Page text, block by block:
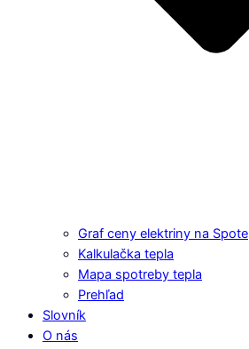
Graf ceny elektriny na Spote
Kalkulačka tepla
Mapa spotreby tepla
Prehľad
Slovník
O nás